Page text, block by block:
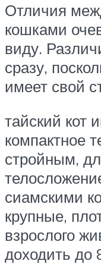
Отличия
кошками
виду.
сразу,
имеет свой
тайский кот
компактное
стройным,
сиамскими
крупные,
взрослого
доходить до